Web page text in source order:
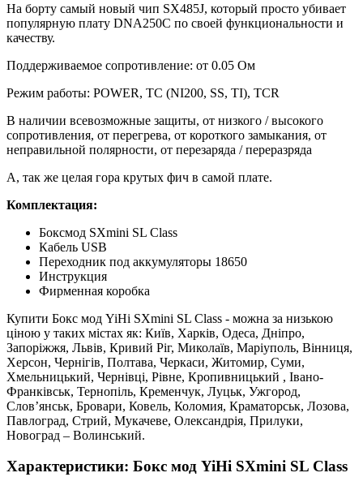
На борту самый новый чип SX485J, который просто убивает
популярную плату DNA250C по своей функциональности и
качеству.
Поддерживаемое сопротивление: от 0.05 Ом
Режим работы: POWER, TC (NI200, SS, TI), TCR
В наличии всевозможные защиты, от низкого / высокого
сопротивления, от перегрева, от короткого замыкания, от
неправильной полярности, от перезаряда / переразряда
А, так же целая гора крутых фич в самой плате.
Комплектация:
Боксмод SXmini SL Class
Кабель USB
Переходник под аккумуляторы 18650
Инструкция
Фирменная коробка
Купити Бокс мод YiHi SXmini SL Class - можна за низькою
ціною у таких містах як: Київ, Харків, Одеса, Дніпро,
Запоріжжя, Львів, Кривий Ріг, Миколаїв, Маріуполь, Вінниця,
Херсон, Чернігів, Полтава, Черкаси, Житомир, Суми,
Хмельницький, Чернівці, Рівне, Кропивницький , Івано-
Франківськ, Тернопіль, Кременчук, Луцьк, Ужгород,
Слов’янськ, Бровари, Ковель, Коломия, Краматорськ, Лозова,
Павлоград, Стрий, Мукачеве, Олександрія, Прилуки,
Новоград – Волинський.
Характеристики: Бокс мод YiHi SXmini SL Class